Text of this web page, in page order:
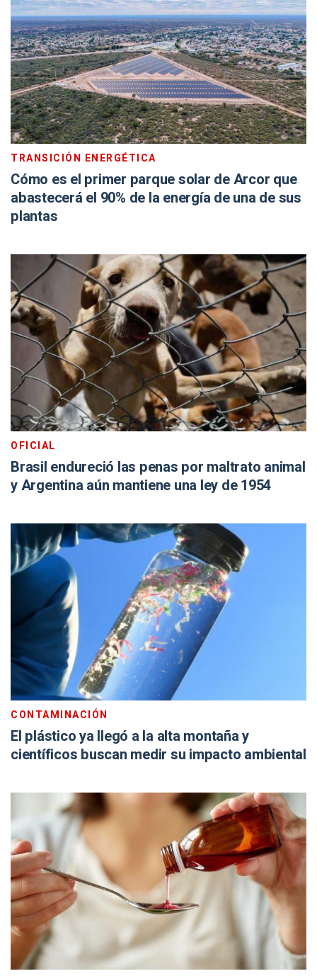
TRANSICIÓN ENERGÉTICA
Cómo es el primer parque solar de Arcor que
abastecerá el 90% de la energía de una de sus
plantas
OFICIAL
Brasil endureció las penas por maltrato animal
y Argentina aún mantiene una ley de 1954
CONTAMINACIÓN
El plástico ya llegó a la alta montaña y
científicos buscan medir su impacto ambiental